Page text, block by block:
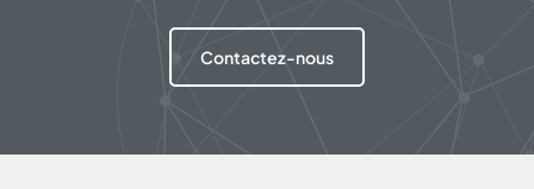
Contactez-nous